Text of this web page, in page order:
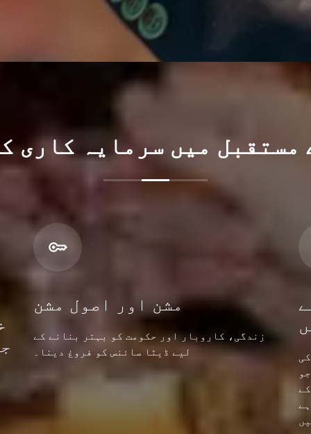
مستقبل میں سرمایہ کاری
مشن اور اصول مشن
زندگی، کاروبار اور حکومت کو بہتر بنانے کے
لیے ڈیٹا سائنس کو فروغ دینا۔